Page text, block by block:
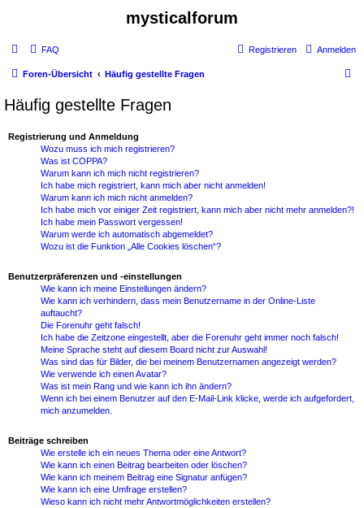
mysticalforum
FAQ Anmelden
Registrieren
Foren-Übersicht Häufig gestellte Fragen
Häufig gestellte Fragen
Registrierung und Anmeldung
Wozu muss ich mich registrieren?
Was ist COPPA?
Warum kann ich mich nicht registrieren?
Ich habe mich registriert, kann mich aber nicht anmelden!
Warum kann ich mich nicht anmelden?
Ich habe mich vor einiger Zeit registriert, kann mich aber nicht mehr anmelden?!
Ich habe mein Passwort vergessen!
Warum werde ich automatisch abgemeldet?
Wozu ist die Funktion „Alle Cookies löschen“?
Benutzerpräferenzen und -einstellungen
Wie kann ich meine Einstellungen ändern?
Wie kann ich verhindern, dass mein Benutzername in der Online-Liste
auftaucht?
Die Forenuhr geht falsch!
Ich habe die Zeitzone eingestellt, aber die Forenuhr geht immer noch falsch!
Meine Sprache steht auf diesem Board nicht zur Auswahl!
Was sind das für Bilder, die bei meinem Benutzernamen angezeigt werden?
Wie verwende ich einen Avatar?
Was ist mein Rang und wie kann ich ihn ändern?
Wenn ich bei einem Benutzer auf den E-Mail-Link klicke, werde ich aufgefordert,
mich anzumelden.
Beiträge schreiben
Wie erstelle ich ein neues Thema oder eine Antwort?
Wie kann ich einen Beitrag bearbeiten oder löschen?
Wie kann ich meinem Beitrag eine Signatur anfügen?
Wie kann ich eine Umfrage erstellen?
Wieso kann ich nicht mehr Antwortmöglichkeiten erstellen?